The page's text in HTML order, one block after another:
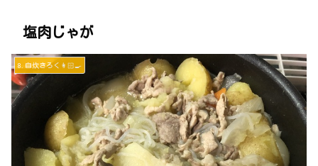
塩肉じゃが
8.自炊きろく👩🏻‍🍳